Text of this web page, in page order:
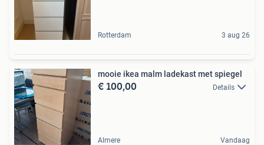
Rotterdam 3 aug 26
mooie ikea malm ladekast met spiegel
€ 100,00 Details
Almere Vandaag